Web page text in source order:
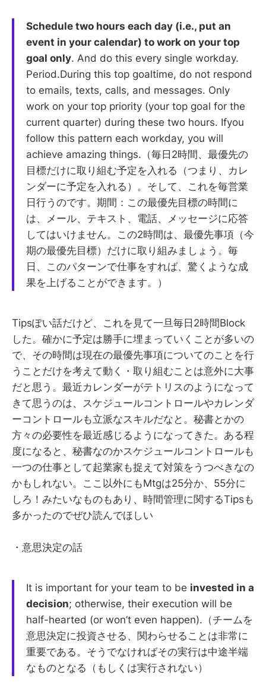
Schedule two hours each day (i.e., put an
event in your calendar) to work on your top
goal only. And do this every single workday.
Period.During this top goaltime, do not respond
to emails, texts, calls, and messages. Only
work on your top priority (your top goal for the
current quarter) during these two hours. Ifyou
follow this pattern each workday, you will
achieve amazing things.（毎日2時間、最優先の
目標だけに取り組む予定を入れる（つまり、カレ
ンダーに予定を入れる）。そして、これを毎営業
日行うのです。期間：この最優先目標の時間に
は、メール、テキスト、電話、メッセージに応答
してはいけません。この2時間は、最優先事項（今
期の最優先目標）だけに取り組みましょう。毎
日、このパターンで仕事をすれば、驚くような成
果を上げることができます。）
Tipsぽい話だけど、これを見て一旦毎日2時間Block
した。確かに予定は勝手に埋まっていくことが多いの
で、その時間は現在の最優先事項についてのことを行
うことだけを考えて動く・取り組むことは意外に大事
だと思う。最近カレンダーがテトリスのようになって
きて思うのは、スケジュールコントロールやカレンダ
ーコントロールも立派なスキルだなと。秘書とかの
方々の必要性を最近感じるようになってきた。ある程
度になると、秘書なのかスケジュールコントロールも
一つの仕事として起業家も捉えて対策をうつべきなの
かもしれない。ここ以外にもMtgは25分か、55分に
しろ！みたいなものもあり、時間管理に関するTipsも
多かったのでぜひ読んでほしい
・意思決定の話
It is important for your team to be invested in a
decision; otherwise, their execution will be
half-hearted (or won’t even happen).（チームを
意思決定に投資させる、関わらせることは非常に
重要である。そうでなければその実行は中途半端
なものとなる（もしくは実行されない）